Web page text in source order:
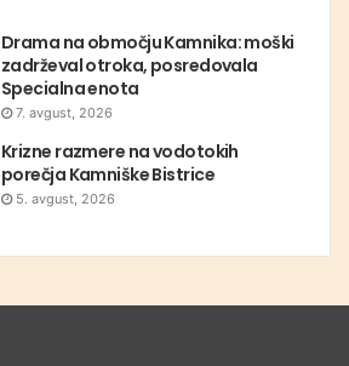
Drama na območju Kamnika: moški
zadrževal otroka, posredovala
Specialna enota
7. avgust, 2026
Krizne razmere na vodotokih
porečja Kamniške Bistrice
5. avgust, 2026